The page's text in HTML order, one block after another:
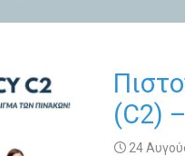
(C2)
24